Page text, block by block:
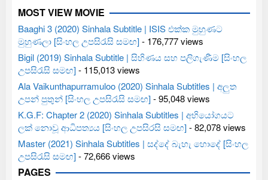
MOST VIEW MOVIE
Baaghi 3 (2020) Sinhala Subtitle | ISIS එක්ක මුහුණට
මුහුණලා [සිංහල උපසිරැසි සමඟ]- 176,777 views
Bigil (2019) Sinhala Subtitle | සිහිණය සහ පලිගැණීම [සිංහල
උපසිරැසි සමඟ]- 115,013 views
Ala Vaikunthapurramuloo (2020) Sinhala Subtitles | අලුත
උපන් පුතුන් [සිංහල උපසිරැසි සමඟ]- 95,048 views
K.G.F: Chapter 2 (2020) Sinhala Subtitles | අභියෝගයට
ලක් නොවූ ආධිපත්‍යය [සිංහල උපසිරසි සමඟ]- 82,078 views
Master (2021) Sinhala Subtitles | සද්දේ බැහැ හොදේ [සිංහල
උපසිරැසි සමඟ]- 72,666 views
PAGES